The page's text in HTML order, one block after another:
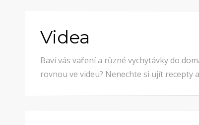
Videa
Baví vás vaření a různé vychytávky do
rovnou ve videu? Nenechte si ujít recepty